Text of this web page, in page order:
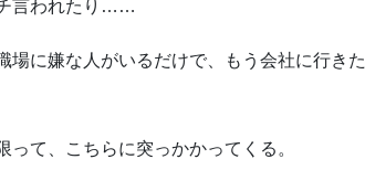
チ言われたり……
に嫌な人がいるだけで、もう会社に行きた
て、こちらに突っかかってくる。